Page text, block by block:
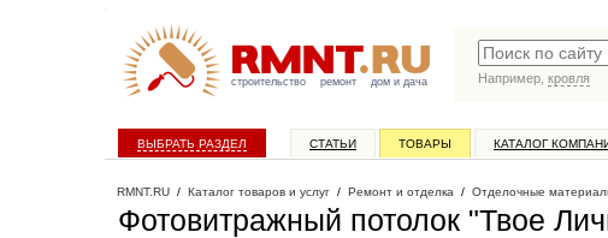
строительство ремонт дом и дача
Например, кровля
ВЫБРАТЬ РАЗДЕЛ СТАТЬИ ТОВАРЫ КАТАЛОГ
RMNT.RU / Каталог товаров и услуг / Ремонт и отделка / Отделочные
Фотовитражный потолок "Твое